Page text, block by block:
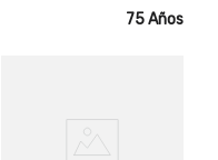
75 Años